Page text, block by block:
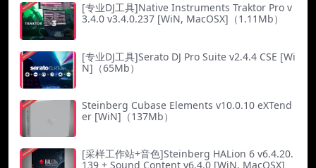
[专业DJ工具]Native Instruments Traktor Pro v
3.4.0 v3.4.0.237 [WiN, MacOSX]（1.11Mb）
[专业DJ工具]Serato DJ Pro Suite v2.4.4 CSE [Wi
N]（65Mb）
Steinberg Cubase Elements v10.0.10 eXTend
er [WiN]（137Mb）
[采样工作站+音色]Steinberg HALion 6 v6.4.20.
139 + Sound Content v6.4.0 [WiN, MacOSX]